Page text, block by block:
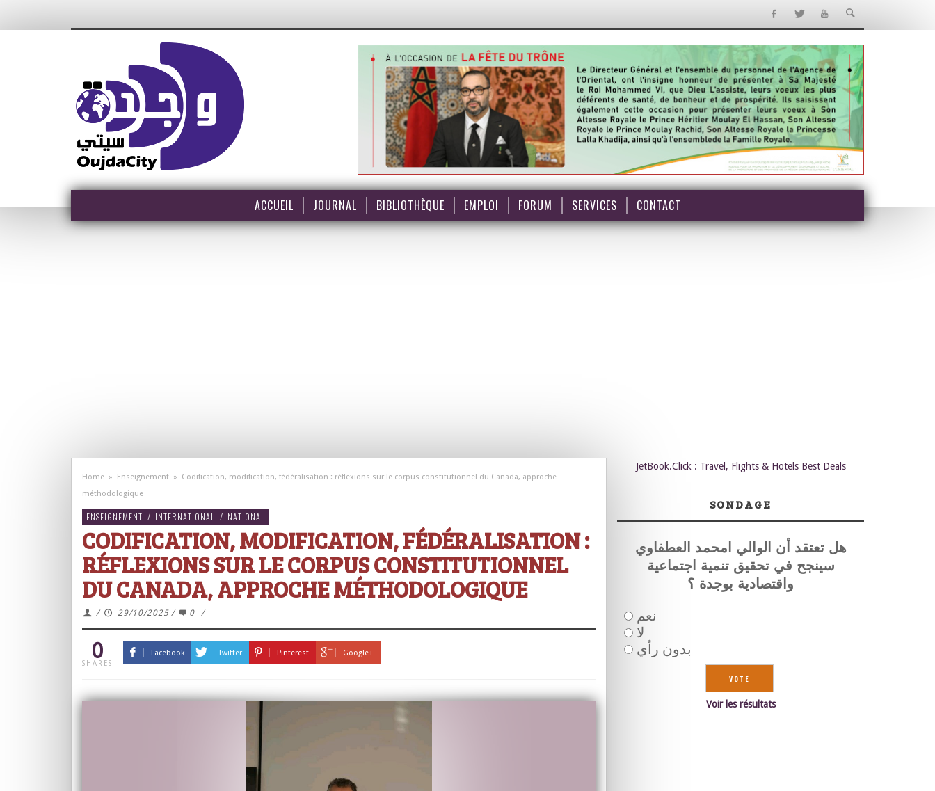
ACCUEIL JOURNAL BIBLIOTHÈQUE EMPLOI FORUM SERVICES CONTACT
Home » Enseignement »
Codification, modification, fédéralisation : réflexions sur le corpus constitutionnel du Canada, approche
méthodologique
ENSEIGNEMENT / INTERNATIONAL / NATIONAL
CODIFICATION, MODIFICATION, FÉDÉRALISATION :
RÉFLEXIONS SUR LE CORPUS CONSTITUTIONNEL
DU CANADA, APPROCHE MÉTHODOLOGIQUE
/ 29/10/2025 / 0 /
0
SHARES
Facebook Twitter Pinterest Google+
JetBook.Click : Travel, Flights & Hotels Best Deals
SONDAGE
هل تعتقد أن الوالي امحمد العطفاوي
سينجح في تحقيق تنمية اجتماعية
واقتصادية بوجدة ؟
نعم
لا
بدون رأي
Voir les résultats